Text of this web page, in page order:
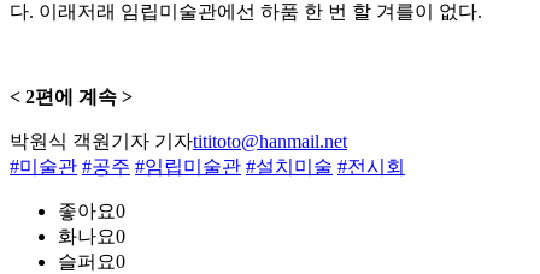
다. 이래저래 임립미술관에선 하품 한 번 할 겨를이 없다.
< 2편에 계속 >
박원식 객원기자 기자tititoto@hanmail.net
#미술관 #공주 #임립미술관 #설치미술 #전시회
좋아요0
화나요0
슬퍼요0